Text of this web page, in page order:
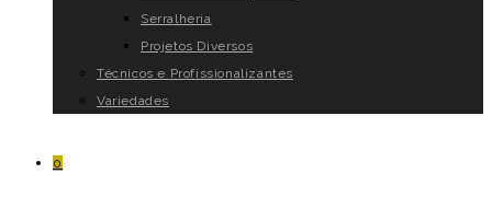
Serralheria
Projetos Diversos
Técnicos e Profissionalizantes
Variedades
0